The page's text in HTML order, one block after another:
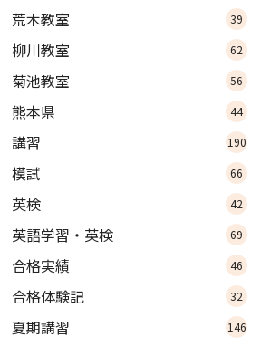
荒木教室 39
柳川教室 62
菊池教室 56
熊本県 44
講習 190
模試 66
英検 42
英語学習・英検 69
合格実績 46
合格体験記 32
夏期講習 146